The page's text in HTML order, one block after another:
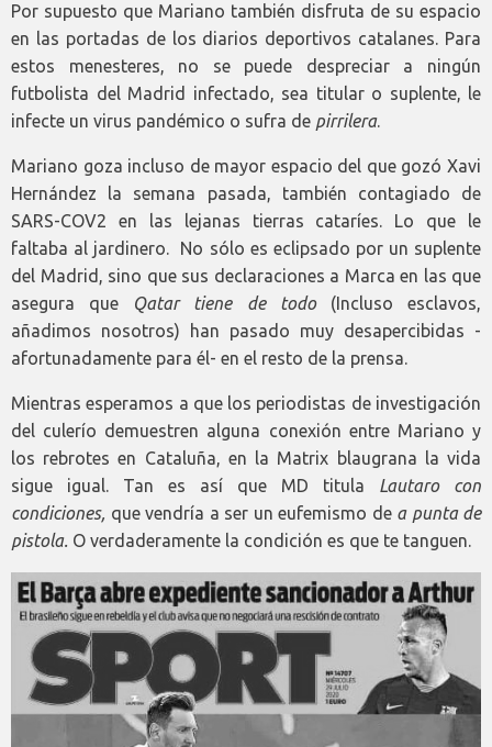
Por supuesto que Mariano también disfruta de su espacio
en las portadas de los diarios deportivos catalanes. Para
estos menesteres, no se puede despreciar a ningún
futbolista del Madrid infectado, sea titular o suplente, le
infecte un virus pandémico o sufra de pirrilera.
Mariano goza incluso de mayor espacio del que gozó Xavi
Hernández la semana pasada, también contagiado de
SARS-COV2 en las lejanas tierras cataríes. Lo que le
faltaba al jardinero. No sólo es eclipsado por un suplente
del Madrid, sino que sus declaraciones a Marca en las que
asegura que Qatar tiene de todo (Incluso esclavos,
añadimos nosotros) han pasado muy desapercibidas -
afortunadamente para él- en el resto de la prensa.
Mientras esperamos a que los periodistas de investigación
del culerío demuestren alguna conexión entre Mariano y
los rebrotes en Cataluña, en la Matrix blaugrana la vida
sigue igual. Tan es así que MD titula Lautaro con
condiciones, que vendría a ser un eufemismo de a punta de
pistola. O verdaderamente la condición es que te tanguen.